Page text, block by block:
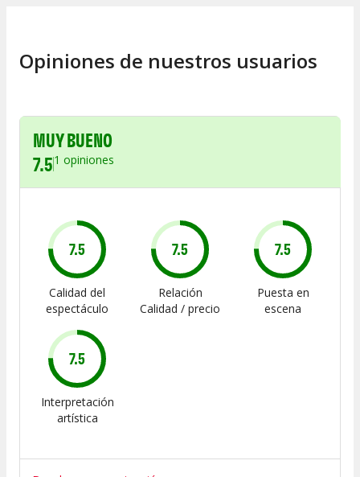
Opiniones de nuestros usuarios
MUY BUENO
7.51 opiniones
7.5
Calidad del
espectáculo
7.5
Relación
Calidad / precio
7.5
Puesta en
escena
7.5
Interpretación
artística